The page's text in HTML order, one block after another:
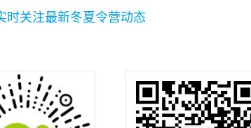
时关注最新冬夏令营动态